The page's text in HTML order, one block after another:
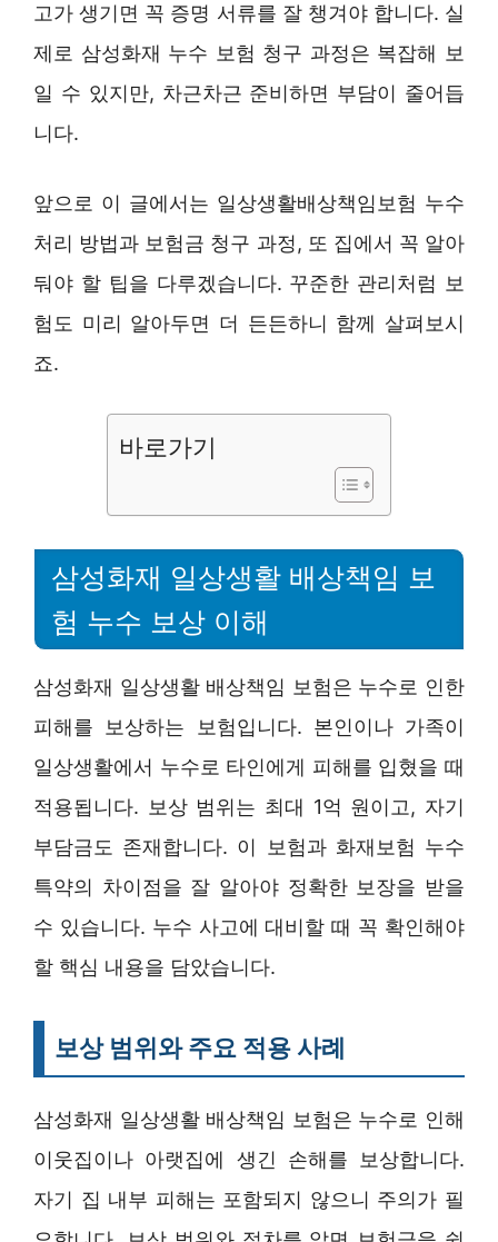
고가 생기면 꼭 증명 서류를 잘 챙겨야 합니다. 실
제로 삼성화재 누수 보험 청구 과정은 복잡해 보
일 수 있지만, 차근차근 준비하면 부담이 줄어듭
니다.
앞으로 이 글에서는 일상생활배상책임보험 누수
처리 방법과 보험금 청구 과정, 또 집에서 꼭 알아
둬야 할 팁을 다루겠습니다. 꾸준한 관리처럼 보
험도 미리 알아두면 더 든든하니 함께 살펴보시
죠.
바로가기
삼성화재 일상생활 배상책임 보
험 누수 보상 이해
삼성화재 일상생활 배상책임 보험은 누수로 인한
피해를 보상하는 보험입니다. 본인이나 가족이
일상생활에서 누수로 타인에게 피해를 입혔을 때
적용됩니다. 보상 범위는 최대 1억 원이고, 자기
부담금도 존재합니다. 이 보험과 화재보험 누수
특약의 차이점을 잘 알아야 정확한 보장을 받을
수 있습니다. 누수 사고에 대비할 때 꼭 확인해야
할 핵심 내용을 담았습니다.
보상 범위와 주요 적용 사례
삼성화재 일상생활 배상책임 보험은 누수로 인해
이웃집이나 아랫집에 생긴 손해를 보상합니다.
자기 집 내부 피해는 포함되지 않으니 주의가 필